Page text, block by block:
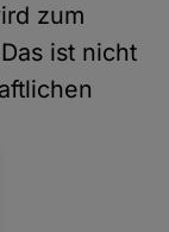
zum
ist nicht